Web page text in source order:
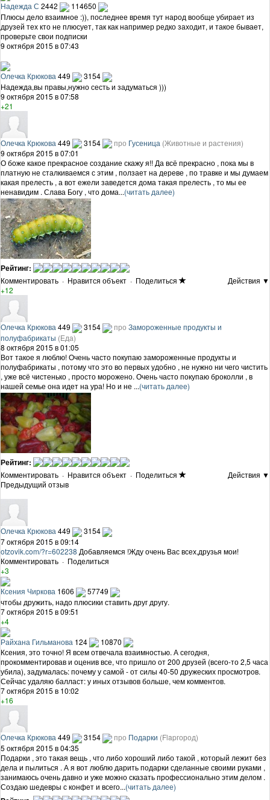
Надежда С 2442
114650
Плюсы дело взаимное :)), последнее время тут народ вообще убирает из
друзей тех кто не плюсует, так как например редко заходит, и такое бывает,
проверьте свои подписки
9 октября 2015 в 07:43
Олечка Крюкова 449
3154
Надежда,вы правы,нужно сесть и задуматься )))
9 октября 2015 в 07:58
+21
Олечка Крюкова 449 3154 про Гусеница (Животные и растения)
9 октября 2015 в 07:01
О боже какое прекрасное создание скажу я!! Да всё прекрасно , пока мы в
платную не сталкиваемся с этим , ползает на дереве , по травке и мы думаем
какая прелесть , а вот ежели заведется дома такая прелесть , то мы ее
ненавидим . Слава Богу , что дома...(читать далее)
Рейтинг:
Комментировать · Нравится объект · Поделиться
Действия ▼
+12
Олечка Крюкова 449 3154 про Замороженные продукты и
полуфабрикаты (Еда)
8 октября 2015 в 01:05
Вот такое я люблю! Очень часто покупаю замороженные продукты и
полуфабрикаты , потому что это во первых удобно , не нужно ни чего чистить
, уже всё чистенько , просто морожено. Очень часто покупаю броколли , в
нашей семье она идет на ура! Но и не ...(читать далее)
Рейтинг:
Комментировать · Нравится объект · Поделиться
Действия ▼
Предыдущий отзыв
Олечка Крюкова 449
3154
7 октября 2015 в 09:14
otzovik.com/?r=602238 Добавляемся !Жду очень Вас всех,друзья мои!
Комментировать · Поделиться
+3
Ксения Чиркова 1606
57749
чтобы дружить, надо плюсики ставить друг другу.
7 октября 2015 в 09:51
+4
Райхана Гильманова 124
10870
Ксения, это точно! Я всем отвечала взаимностью. А сегодня,
прокомментировав и оценив все, что пришло от 200 друзей (всего-то 2,5 часа
убила), задумалась: почему у самой - от силы 40-50 дружеских просмотров.
Сейчас удаляю балласт: у иных отзывов больше, чем комментов.
7 октября 2015 в 10:02
+16
Олечка Крюкова 449 3154 про Подарки (Flapгород)
5 октября 2015 в 04:35
Подарки , это такая вещь , что либо хороший либо такой , который лежит без
дела и пылиться . А я вот люблю дарить подарки сделанные своими руками ,
занимаюсь очень давно и уже можно сказать профессионально этим делом .
Создаю шедевры с конфет и всего...(читать далее)